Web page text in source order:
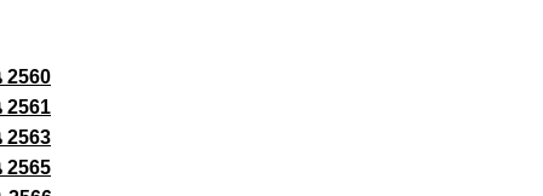
2560
2561
2563
2565